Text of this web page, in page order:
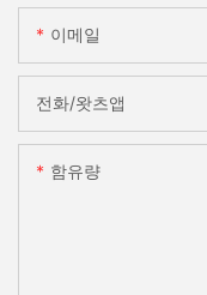
이메일
전화/왓츠앱
함유량